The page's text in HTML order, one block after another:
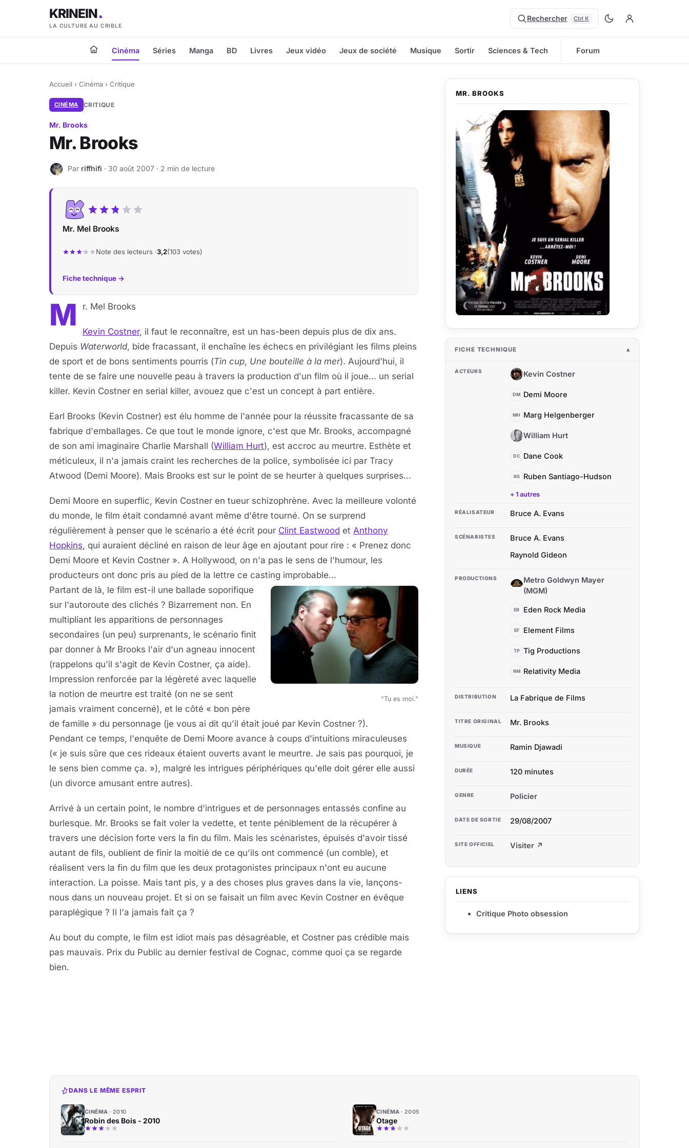
KRINEIN
LA CULTURE AU CRIBLE
Rechercher Ctrl K
Cinéma Séries Manga BD Livres Jeux vidéo Jeux de société Musique Sortir Sciences & Tech Forum
Accueil › Cinéma › Critique
CINÉMA CRITIQUE
Mr. Brooks
Mr. Brooks
R Par riffhifi · 30 août 2007 · 2 min de lecture
Mr. Mel Brooks
Note des lecteurs ·3,2(103 votes)
Fiche technique →
M r. Mel Brooks
Kevin Costner, il faut le reconnaître, est un has-been depuis plus de dix ans.
Depuis Waterworld, bide fracassant, il enchaîne les échecs en privilégiant les films pleins
de sport et de bons sentiments pourris (Tin cup, Une bouteille à la mer). Aujourd'hui, il
tente de se faire une nouvelle peau à travers la production d'un film où il joue... un serial
killer. Kevin Costner en serial killer, avouez que c'est un concept à part entière.
Earl Brooks (Kevin Costner) est élu homme de l'année pour la réussite fracassante de sa
fabrique d'emballages. Ce que tout le monde ignore, c'est que Mr. Brooks, accompagné
de son ami imaginaire Charlie Marshall (William Hurt), est accroc au meurtre. Esthète et
méticuleux, il n'a jamais craint les recherches de la police, symbolisée ici par Tracy
Atwood (Demi Moore). Mais Brooks est sur le point de se heurter à quelques surprises...
Demi Moore en superflic, Kevin Costner en tueur schizophrène. Avec la meilleure volonté
du monde, le film était condamné avant même d'être tourné. On se surprend
régulièrement à penser que le scénario a été écrit pour Clint Eastwood et Anthony
Hopkins, qui auraient décliné en raison de leur âge en ajoutant pour rire : « Prenez donc
Demi Moore et Kevin Costner ». A Hollywood, on n'a pas le sens de l'humour, les
producteurs ont donc pris au pied de la lettre ce casting improbable...
"Tu es moi."
Partant de là, le film est-il une ballade soporifique
sur l'autoroute des clichés ? Bizarrement non. En
multipliant les apparitions de personnages
secondaires (un peu) surprenants, le scénario finit
par donner à Mr Brooks l'air d'un agneau innocent
(rappelons qu'il s'agit de Kevin Costner, ça aide).
Impression renforcée par la légèreté avec laquelle
la notion de meurtre est traité (on ne se sent
jamais vraiment concerné), et le côté « bon père
de famille » du personnage (je vous ai dit qu'il était joué par Kevin Costner ?).
Pendant ce temps, l'enquête de Demi Moore avance à coups d'intuitions miraculeuses
(« je suis sûre que ces rideaux étaient ouverts avant le meurtre. Je sais pas pourquoi, je
le sens bien comme ça. »), malgré les intrigues périphériques qu'elle doit gérer elle aussi
(un divorce amusant entre autres).
Arrivé à un certain point, le nombre d'intrigues et de personnages entassés confine au
burlesque. Mr. Brooks se fait voler la vedette, et tente péniblement de la récupérer à
travers une décision forte vers la fin du film. Mais les scénaristes, épuisés d'avoir tissé
autant de fils, oublient de finir la moitié de ce qu'ils ont commencé (un comble), et
réalisent vers la fin du film que les deux protagonistes principaux n'ont eu aucune
interaction. La poisse. Mais tant pis, y a des choses plus graves dans la vie, lançons-
nous dans un nouveau projet. Et si on se faisait un film avec Kevin Costner en évêque
paraplégique ? Il l'a jamais fait ça ?
Au bout du compte, le film est idiot mais pas désagréable, et Costner pas crédible mais
pas mauvais. Prix du Public au dernier festival de Cognac, comme quoi ça se regarde
bien.
MR. BROOKS
FICHE TECHNIQUE
ACTEURS KC Kevin Costner
DM Demi Moore
MH Marg Helgenberger
WH William Hurt
DC Dane Cook
RS Ruben Santiago-Hudson
+ 1 autres
RÉALISATEUR Bruce A. Evans
SCÉNARISTES
Bruce A. Evans
Raynold Gideon
PRODUCTIONS
MG
Metro Goldwyn Mayer
(MGM)
ER Eden Rock Media
EF Element Films
TP Tig Productions
RM Relativity Media
DISTRIBUTION La Fabrique de Films
TITRE ORIGINAL Mr. Brooks
MUSIQUE Ramin Djawadi
DURÉE 120 minutes
GENRE Policier
DATE DE SORTIE 29/08/2007
SITE OFFICIEL Visiter ↗
LIENS
Critique Photo obsession
DANS LE MÊME ESPRIT
CINÉMA 2010
Robin des Bois - 2010
CINÉMA 2005
Otage